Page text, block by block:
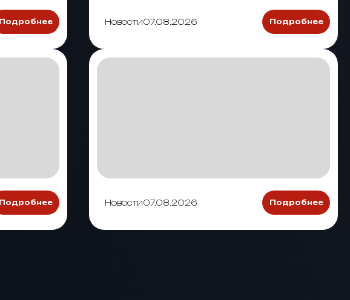
Подробнее Новости07.08.2026 Подробнее
Подробнее Новости07.08.2026 Подробнее